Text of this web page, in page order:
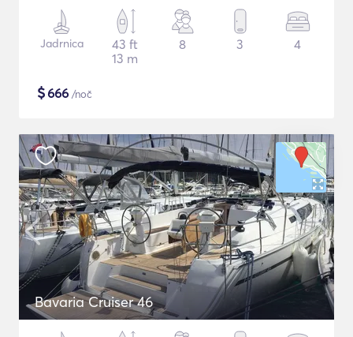
Jadrnica
43 ft
13 m
8 3 4
$666 /noč
Bavaria Cruiser 46